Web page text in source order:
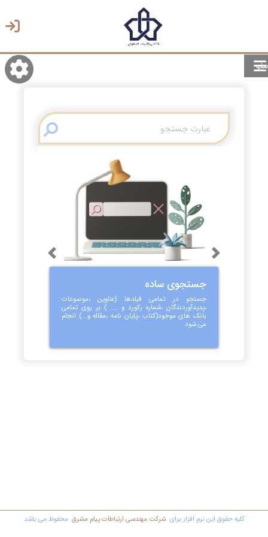
منو
انتخاب زبان
جستجوی ساده
جستجو در تمامی فیلدها (عناوین ،موضوعات
،پدیدآوردندگان ،شماره رکورد و .... ) بر روی تمامی
بانک های موجود(کتاب ،پایان نامه ،مقاله و...) انجام
می شود
Previous Next
کليه حقوق اين نرم افزار برای شرکت مهندسي ارتباطات پیام مشرق محفوظ مي باشد